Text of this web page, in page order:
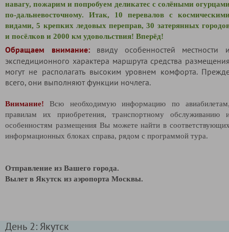
навагу, пожарим и попробуем деликатес с солёными
по-дальневосточному. Итак, 10 перевалов с
видами, 5 крепких ледовых переправ, 30 затерянных
и посёлков и 2000 км удовольствия! Вперёд!
Обращаем внимание: ввиду особенностей местности
экспедиционного характера маршрута средства
могут не располагать высоким уровнем комфорта.
всего, они выполняют функции ночлега.
Внимание! Всю необходимую информацию по
правилам их приобретения, транспортному обслуживанию
особенностям размещения Вы можете найти в
информационных блоках справа, рядом с программой тура.
Отправление из Вашего города.
Вылет в Якутск из аэропорта Москвы.
День 2: Якутск